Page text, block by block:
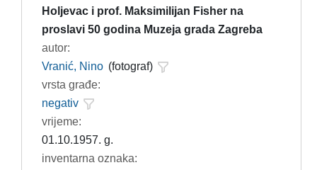
Holjevac i prof. Maksimilijan Fisher na
proslavi 50 godina Muzeja grada Zagreba
autor:
Vranić, Nino (fotograf)
vrsta građe:
negativ
vrijeme:
01.10.1957. g.
inventarna oznaka: